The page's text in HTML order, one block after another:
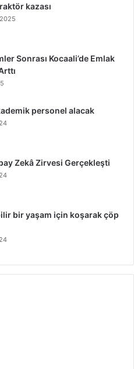
kazası
Sonrası Kocaali’de Emlak
personel alacak
Zekâ Zirvesi Gerçekleşti
bir yaşam için koşarak çöp